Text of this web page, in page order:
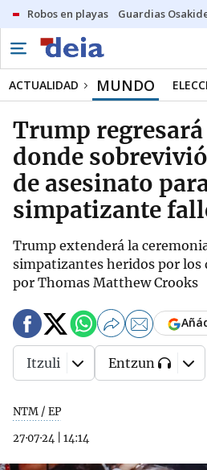
Robos en playas Guardias
ACTUALIDAD MUNDO
Trump
donde
de asesinato
simpatizante
Trump extenderá la
simpatizantes heridos por los
por Thomas Matthew Crooks
NTM / EP
27·07·24
14:14
Itzuli Entzun